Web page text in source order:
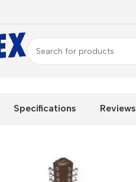
Specifications Reviews